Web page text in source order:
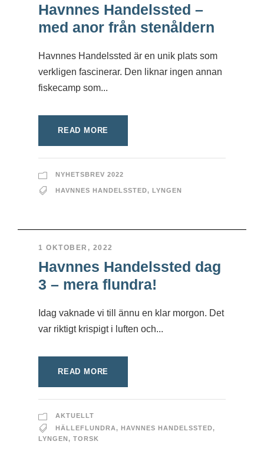
Havnnes Handelssted –
med anor från stenåldern
Havnnes Handelssted är en unik plats som
verkligen fascinerar. Den liknar ingen annan
fiskecamp som...
READ MORE
NYHETSBREV 2022
HAVNNES HANDELSSTED, LYNGEN
1 OKTOBER, 2022
Havnnes Handelssted dag
3 – mera flundra!
Idag vaknade vi till ännu en klar morgon. Det
var riktigt krispigt i luften och...
READ MORE
AKTUELLT
HÄLLEFLUNDRA, HAVNNES HANDELSSTED,
LYNGEN, TORSK